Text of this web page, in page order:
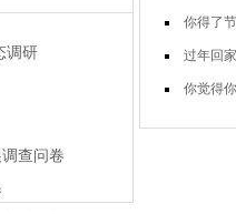
调研
查问卷
你得了节后上班综合症吗
过年回家，你父母逼你结婚了吗
你觉得你过年回家会胖吗